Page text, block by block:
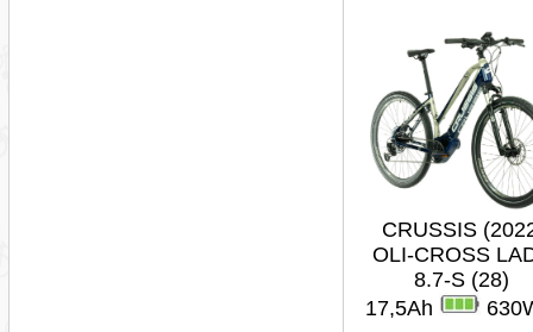
CRUSSIS
OLI-CROSS
8.7-S (28)
17,5Ah